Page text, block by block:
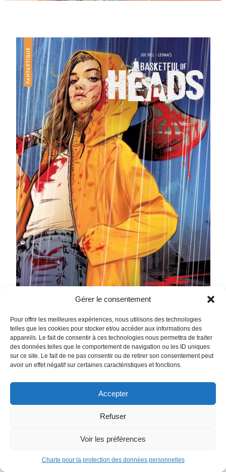
Gérer le consentement
Pour offrir les meilleures expériences, nous utilisons des technologies
telles que les cookies pour stocker et/ou accéder aux informations des
appareils. Le fait de consentir à ces technologies nous permettra de traiter
des données telles que le comportement de navigation ou les ID uniques
sur ce site. Le fait de ne pas consentir ou de retirer son consentement peut
avoir un effet négatif sur certaines caractéristiques et fonctions.
Accepter
Refuser
Voir les préférences
Charte pour la protection des données personnelles
Basketful of Heads
June Branch mène une vie des plus tranquilles… jusqu’au
jour où quatre criminels parviennent à s’évader de prison et
enlever son petit ami, Liam. Pour leur échapper, June n’a
d’autre choix que de se munir d’une arme étrange… une
propriétés bien singulières : à même de décapiter un
conscientes ! Pour sauver Liam, June n’a plus qu’une seule